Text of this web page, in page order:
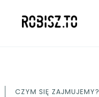
CZYM SIĘ ZAJMUJEMY?